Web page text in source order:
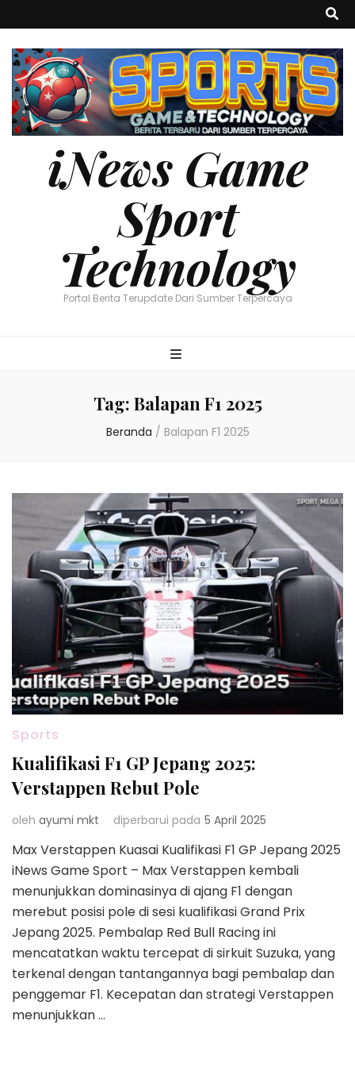
iNews Game
Sport
Technology
Portal Berita Terupdate Dari Sumber Terpercaya
Tag: Balapan F1 2025
Beranda / Balapan F1 2025
Sports
Kualifikasi F1 GP Jepang 2025:
Verstappen Rebut Pole
oleh ayumi mkt diperbarui pada 5 April 2025
Max Verstappen Kuasai Kualifikasi F1 GP Jepang 2025
iNews Game Sport – Max Verstappen kembali
menunjukkan dominasinya di ajang F1 dengan
merebut posisi pole di sesi kualifikasi Grand Prix
Jepang 2025. Pembalap Red Bull Racing ini
mencatatkan waktu tercepat di sirkuit Suzuka, yang
terkenal dengan tantangannya bagi pembalap dan
penggemar F1. Kecepatan dan strategi Verstappen
menunjukkan …